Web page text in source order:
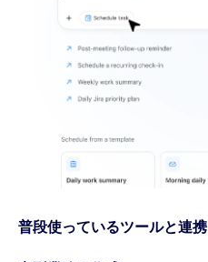
普段使っているツールと連携